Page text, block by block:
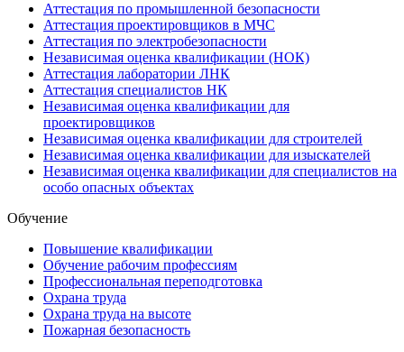
Аттестация по промышленной безопасности
Аттестация проектировщиков в МЧС
Аттестация по электробезопасности
Независимая оценка квалификации (НОК)
Аттестация лаборатории ЛНК
Аттестация специалистов НК
Независимая оценка квалификации для
проектировщиков
Независимая оценка квалификации для строителей
Независимая оценка квалификации для изыскателей
Независимая оценка квалификации для специалистов на
особо опасных объектах
Обучение
Повышение квалификации
Обучение рабочим профессиям
Профессиональная переподготовка
Охрана труда
Охрана труда на высоте
Пожарная безопасность